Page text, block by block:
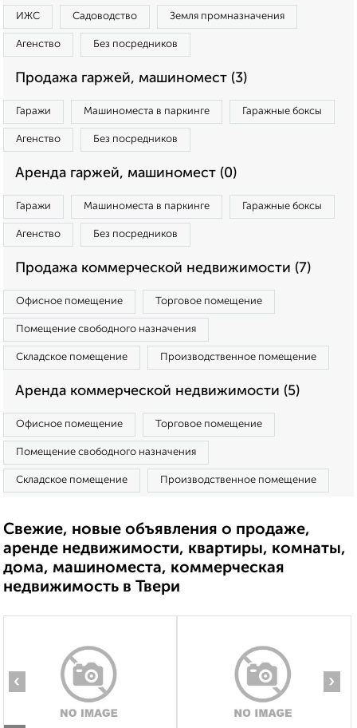
ИЖС Садоводство Земля промназначения
Агенство Без посредников
Продажа гаржей, машиномест (3)
Гаражи Машиноместа в паркинге Гаражные боксы
Агенство Без посредников
Аренда гаржей, машиномест (0)
Гаражи Машиноместа в паркинге Гаражные боксы
Агенство Без посредников
Продажа коммерческой недвижимости (7)
Офисное помещение Торговое помещение
Помещение свободного назначения
Складское помещение Производственное помещение
Аренда коммерческой недвижимости (5)
Офисное помещение Торговое помещение
Помещение свободного назначения
Складское помещение Производственное помещение
Свежие, новые объявления о продаже,
аренде недвижимости, квартиры, комнаты,
дома, машиноместа, коммерческая
недвижимость в Твери
‹ ›